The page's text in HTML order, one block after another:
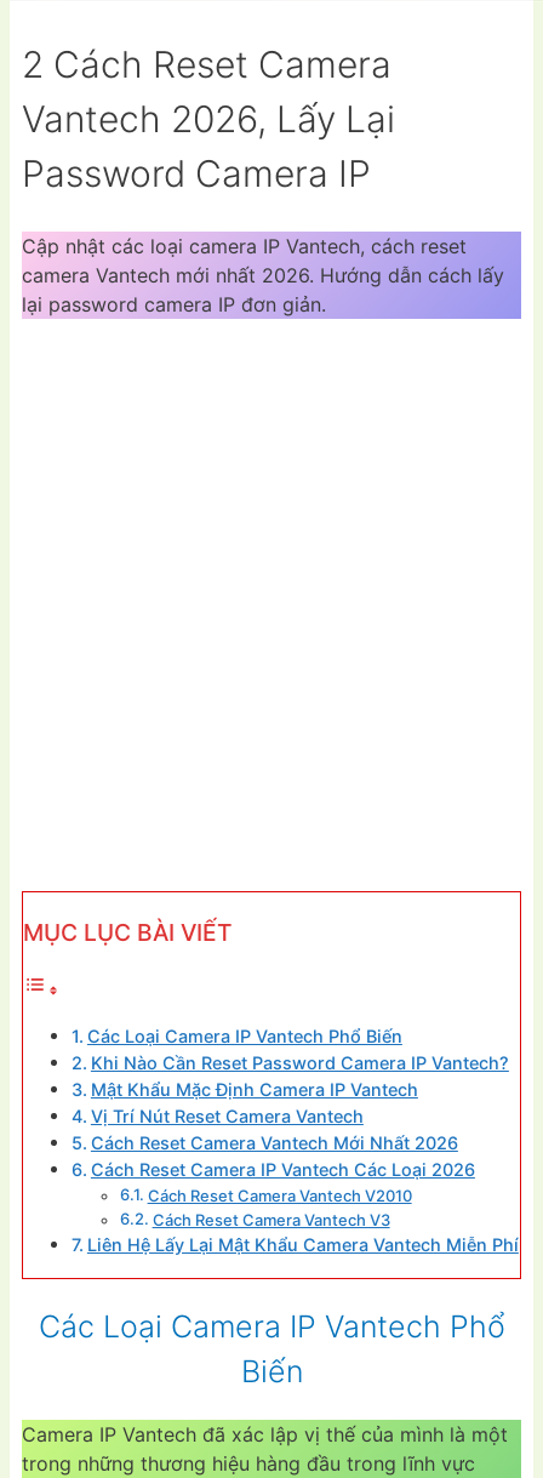
2 Cách Reset Camera
Vantech 2026, Lấy Lại
Password Camera IP
Cập nhật các loại camera IP Vantech, cách reset
camera Vantech mới nhất 2026. Hướng dẫn cách lấy
lại password camera IP đơn giản.
MỤC LỤC BÀI VIẾT
Các Loại Camera IP Vantech Phổ Biến
Khi Nào Cần Reset Password Camera IP Vantech?
Mật Khẩu Mặc Định Camera IP Vantech
Vị Trí Nút Reset Camera Vantech
Cách Reset Camera Vantech Mới Nhất 2026
Cách Reset Camera IP Vantech Các Loại 2026
Cách Reset Camera Vantech V2010
Cách Reset Camera Vantech V3
Liên Hệ Lấy Lại Mật Khẩu Camera Vantech Miễn Phí
Các Loại Camera IP Vantech Phổ
Biến
Camera IP Vantech đã xác lập vị thế của mình là một
trong những thương hiệu hàng đầu trong lĩnh vực